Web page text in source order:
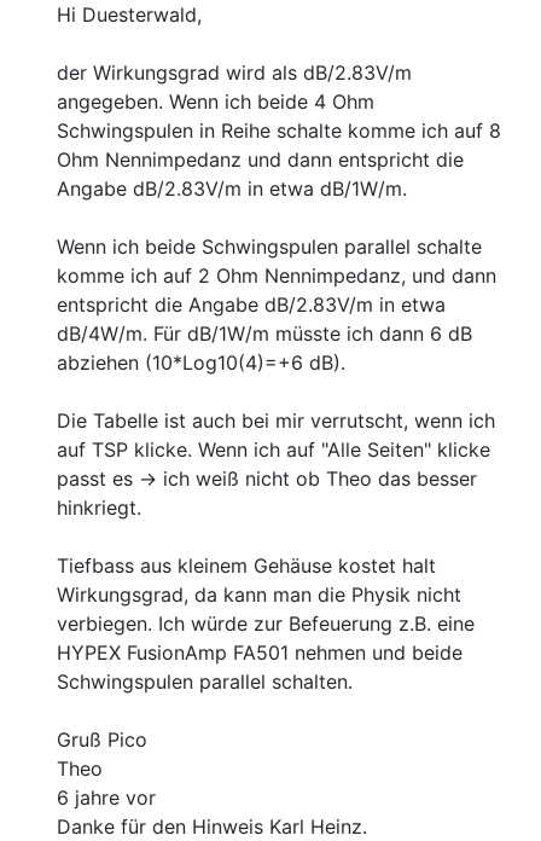
Hi Duesterwald,
der Wirkungsgrad wird als dB/2.83V/m
angegeben. Wenn ich beide 4 Ohm
Schwingspulen in Reihe schalte komme ich auf 8
Ohm Nennimpedanz und dann entspricht die
Angabe dB/2.83V/m in etwa dB/1W/m.
Wenn ich beide Schwingspulen parallel schalte
komme ich auf 2 Ohm Nennimpedanz, und dann
entspricht die Angabe dB/2.83V/m in etwa
dB/4W/m. Für dB/1W/m müsste ich dann 6 dB
abziehen (10*Log10(4)=+6 dB).
Die Tabelle ist auch bei mir verrutscht, wenn ich
auf TSP klicke. Wenn ich auf "Alle Seiten" klicke
passt es -> ich weiß nicht ob Theo das besser
hinkriegt.
Tiefbass aus kleinem Gehäuse kostet halt
Wirkungsgrad, da kann man die Physik nicht
verbiegen. Ich würde zur Befeuerung z.B. eine
HYPEX FusionAmp FA501 nehmen und beide
Schwingspulen parallel schalten.
Gruß Pico
Theo
6 jahre vor
Danke für den Hinweis Karl Heinz.